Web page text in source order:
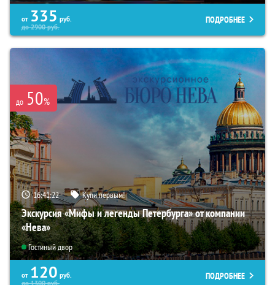
от 335 руб.
до2900руб.
ПОДРОБНЕЕ
до 50%
16:41:21 Купи первым!
Экскурсия «Мифы и легенды Петербурга» от компании
«Нева»
Гостиный двор
от 120 руб.
ПОДРОБНЕЕ